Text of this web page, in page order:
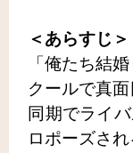
＜あらすじ＞
「俺たち結
クールで真
同期でライ
ロポーズされ